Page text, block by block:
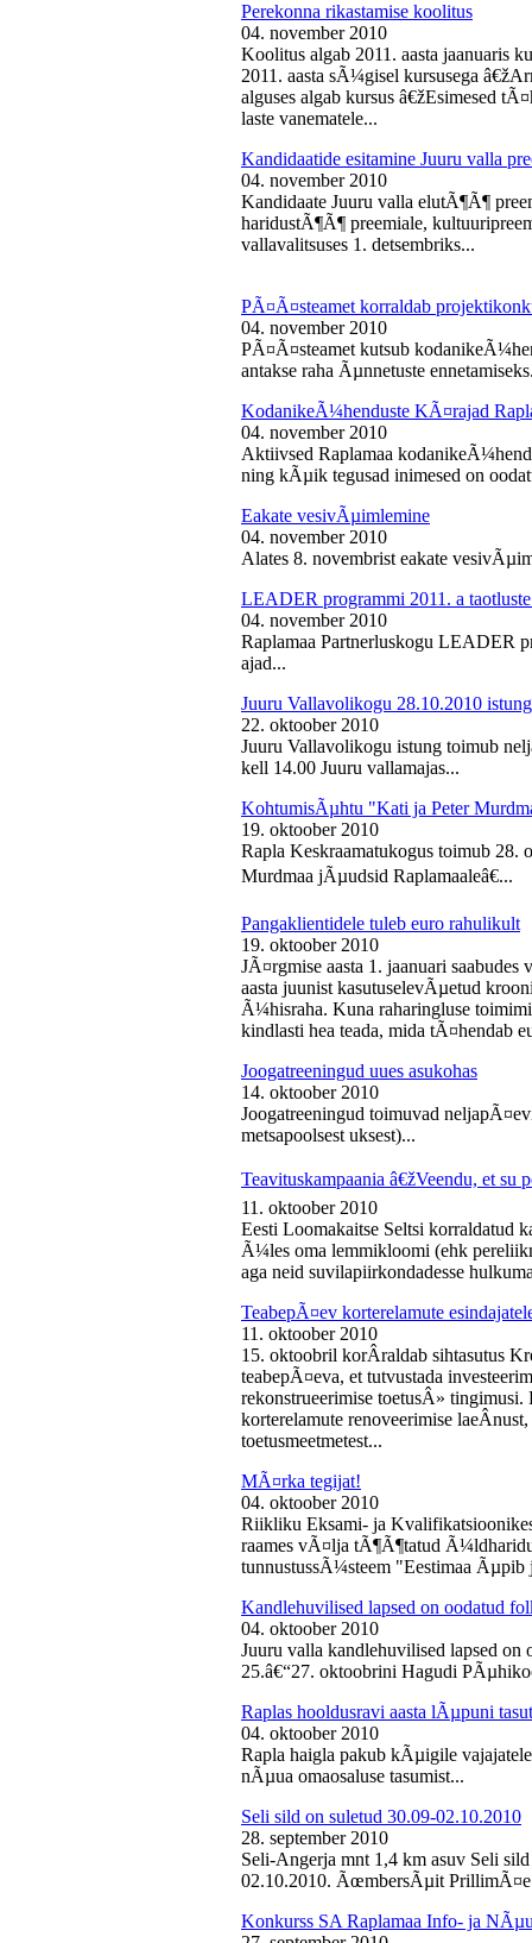
Perekonna rikastamise koolitus
04. november 2010
Koolitus algab 2011. aasta jaanuaris
2011. aasta sÃ¼gisel kursusega
alguses algab kursus â€žEsimesed
laste vanematele...
Kandidaatide esitamine Juuru valla
04. november 2010
Kandidaate Juuru valla elutÃ¶Ã¶
haridustÃ¶Ã¶ preemiale,
vallavalitsuses 1. detsembriks...
PÃ¤Ã¤steamet korraldab
04. november 2010
PÃ¤Ã¤steamet kutsub
antakse raha Ãµnnetuste
KodanikeÃ¼henduste KÃ¤rajad
04. november 2010
Aktiivsed Raplamaa
ning kÃµik tegusad inimesed on
Eakate vesivÃµimlemine
04. november 2010
Alates 8. novembrist eakate
LEADER programmi 2011. a
04. november 2010
Raplamaa Partnerluskogu LEADER
ajad...
Juuru Vallavolikogu 28.10.2010 istung
22. oktoober 2010
Juuru Vallavolikogu istung toimub
kell 14.00 Juuru vallamajas...
KohtumisÃµhtu "Kati ja Peter
19. oktoober 2010
Rapla Keskraamatukogus toimub
Murdmaa jÃµudsid Raplamaaleâ€...
Pangaklientidele tuleb euro rahulikult
19. oktoober 2010
JÃ¤rgmise aasta 1. jaanuari
aasta juunist kasutuselevÃµetud
Ã¼hisraha. Kuna raharingluse
kindlasti hea teada, mida tÃ¤hendab
Joogatreeningud uues asukohas
14. oktoober 2010
Joogatreeningud toimuvad
metsapoolsest uksest)...
Teavituskampaania â€žVeendu, et su
11. oktoober 2010
Eesti Loomakaitse Seltsi korraldatud
Ã¼les oma lemmikloomi (ehk
aga neid suvilapiirkondadesse
TeabepÃ¤ev korterelamute
11. oktoober 2010
15. oktoobril korÂ­raldab sihtasutus
teabepÃ¤eva, et tutvustada
rekonstrueerimise toetusÂ»
korterelamute renoveerimise
toetusmeetmetest...
MÃ¤rka tegijat!
04. oktoober 2010
Riikliku Eksami- ja
raames vÃ¤lja tÃ¶Ã¶tatud
tunnustussÃ¼steem "Eestimaa
Kandlehuvilised lapsed on oodatud
04. oktoober 2010
Juuru valla kandlehuvilised lapsed
25.â€“27. oktoobrini Hagudi
Raplas hooldusravi aasta lÃµpuni
04. oktoober 2010
Rapla haigla pakub kÃµigile
nÃµua omaosaluse tasumist...
Seli sild on suletud 30.09-02.10.2010
28. september 2010
Seli-Angerja mnt 1,4 km asuv Seli
02.10.2010. ÃœmbersÃµit
Konkurss SA Raplamaa Info- ja